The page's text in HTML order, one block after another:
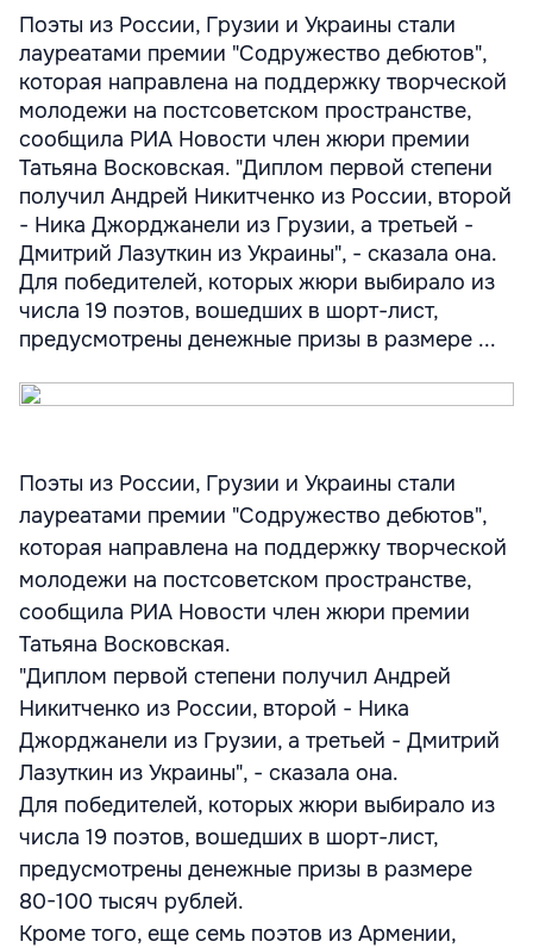
Поэты из России, Грузии и Украины стали
лауреатами премии "Содружество дебютов",
которая направлена на поддержку творческой
молодежи на постсоветском пространстве,
сообщила РИА Новости член жюри премии
Татьяна Восковская. "Диплом первой степени
получил Андрей Никитченко из России, второй
- Ника Джорджанели из Грузии, а третьей -
Дмитрий Лазуткин из Украины", - сказала она.
Для победителей, которых жюри выбирало из
числа 19 поэтов, вошедших в шорт-лист,
предусмотрены денежные призы в размере ...
Поэты из России, Грузии и Украины стали
лауреатами премии "Содружество дебютов",
которая направлена на поддержку творческой
молодежи на постсоветском пространстве,
сообщила РИА Новости член жюри премии
Татьяна Восковская.
"Диплом первой степени получил Андрей
Никитченко из России, второй - Ника
Джорджанели из Грузии, а третьей - Дмитрий
Лазуткин из Украины", - сказала она.
Для победителей, которых жюри выбирало из
числа 19 поэтов, вошедших в шорт-лист,
предусмотрены денежные призы в размере
80-100 тысяч рублей.
Кроме того, еще семь поэтов из Армении,